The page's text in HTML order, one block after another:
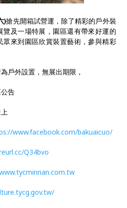
)搶先開箱試營運，除了精彩的戶外裝
及一場特展，園區還有帶來好運的
眾來到園區欣賞裝置藝術，參與精彩
戶外設置，無展出期限，
告
www.facebook.com/bakuaicuo/
Q34bvo